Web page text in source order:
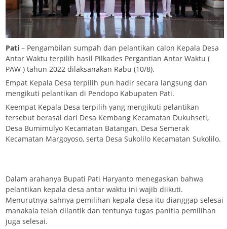
Pati – Pengambilan sumpah dan pelantikan calon Kepala Desa
Antar Waktu terpilih hasil Pilkades Pergantian Antar Waktu (
PAW ) tahun 2022 dilaksanakan Rabu (10/8).
Empat Kepala Desa terpilih pun hadir secara langsung dan
mengikuti pelantikan di Pendopo Kabupaten Pati.
Keempat Kepala Desa terpilih yang mengikuti pelantikan
tersebut berasal dari Desa Kembang Kecamatan Dukuhseti,
Desa Bumimulyo Kecamatan Batangan, Desa Semerak
Kecamatan Margoyoso, serta Desa Sukolilo Kecamatan Sukolilo.
Dalam arahanya Bupati Pati Haryanto menegaskan bahwa
pelantikan kepala desa antar waktu ini wajib diikuti.
Menurutnya sahnya pemilihan kepala desa itu dianggap selesai
manakala telah dilantik dan tentunya tugas panitia pemilihan
juga selesai.